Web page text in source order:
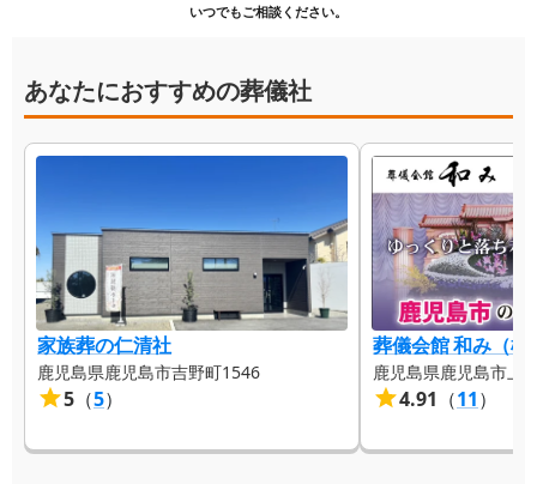
いつでもご相談ください。
あなたにおすすめの葬儀社
家族葬の仁清社
鹿児島県鹿児島市吉野町1546
5 （5）
葬儀会館 和み（松
鹿児島県鹿児島市上
4.91 （11）